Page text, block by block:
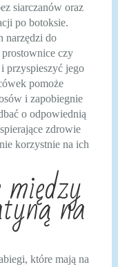
siarczanów oraz
po botoksie.
narzędzi do
czy
przyspieszyć jego
pomoże
i zapobiegnie
o odpowiednią
zdrowie
korzystnie na ich
na
które mają na